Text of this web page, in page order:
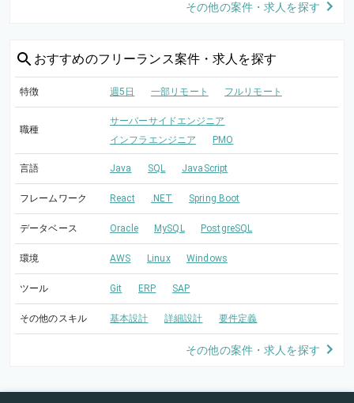
その他の案件・求人を探す
おすすめのフリーランス案件・求人を探す
特徴 週5日 一部リモート フルリモート
職種
サーバーサイドエンジニア
インフラエンジニア
PMO
言語 Java SQL JavaScript
フレームワーク React .NET Spring Boot
データベース Oracle MySQL PostgreSQL
環境 AWS Linux Windows
ツール Git ERP SAP
その他のスキル 基本設計 詳細設計 要件定義
その他の案件・求人を探す